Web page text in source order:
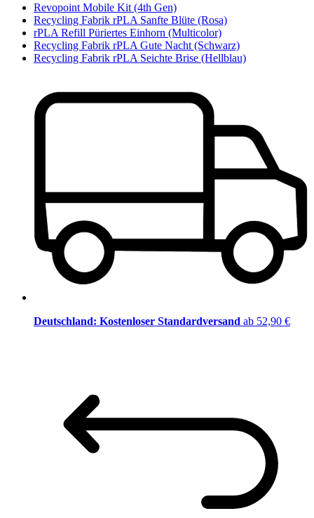
Revopoint Mobile Kit (4th Gen)
Recycling Fabrik rPLA Sanfte Blüte (Rosa)
rPLA Refill Püriertes Einhorn (Multicolor)
Recycling Fabrik rPLA Gute Nacht (Schwarz)
Recycling Fabrik rPLA Seichte Brise (Hellblau)
Deutschland: Kostenloser Standardversand ab 52,90 €